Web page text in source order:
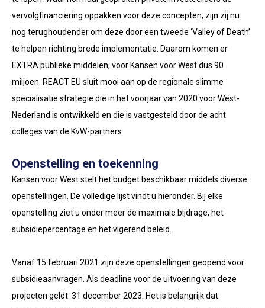
vervolgfinanciering oppakken voor deze concepten, zijn zij nu
nog terughoudender om deze door een tweede ‘Valley of Death’
te helpen richting brede implementatie. Daarom komen er
EXTRA publieke middelen, voor Kansen voor West dus 90
miljoen. REACT EU sluit mooi aan op de regionale slimme
specialisatie strategie die in het voorjaar van 2020 voor West-
Nederland is ontwikkeld en die is vastgesteld door de acht
colleges van de KvW-partners.
Openstelling en toekenning
Kansen voor West stelt het budget beschikbaar middels diverse
openstellingen. De volledige lijst vindt u hieronder. Bij elke
openstelling ziet u onder meer de maximale bijdrage, het
subsidiepercentage en het vigerend beleid.
Vanaf 15 februari 2021 zijn deze openstellingen geopend voor
subsidieaanvragen. Als deadline voor de uitvoering van deze
projecten geldt: 31 december 2023. Het is belangrijk dat